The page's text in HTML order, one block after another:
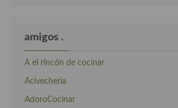
amigos .
A el rincón de cocinar
Acivecheria
AdoroCocinar